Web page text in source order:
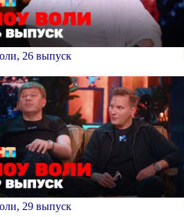
26 выпуск
29 выпуск